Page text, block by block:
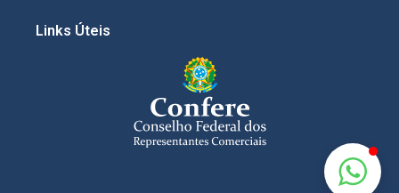
Links Úteis